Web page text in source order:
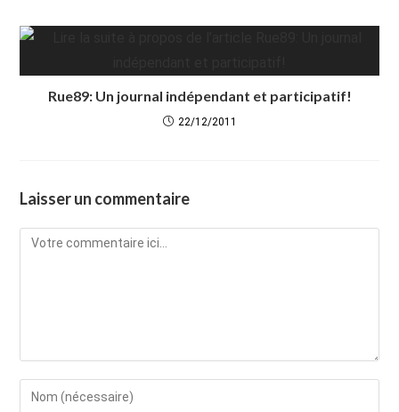
Rue89: Un journal indépendant et participatif!
22/12/2011
Laisser un commentaire
Comment
Enter